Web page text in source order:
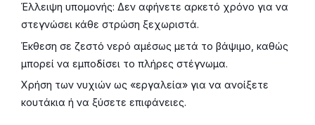
Έλλειψη υπομονής: Δεν αφήνετε αρκετό χρόνο για να
στεγνώσει κάθε στρώση ξεχωριστά.
Έκθεση σε ζεστό νερό αμέσως μετά το βάψιμο, καθώς
μπορεί να εμποδίσει το πλήρες στέγνωμα.
Χρήση των νυχιών ως «εργαλεία» για να ανοίξετε
κουτάκια ή να ξύσετε επιφάνειες.